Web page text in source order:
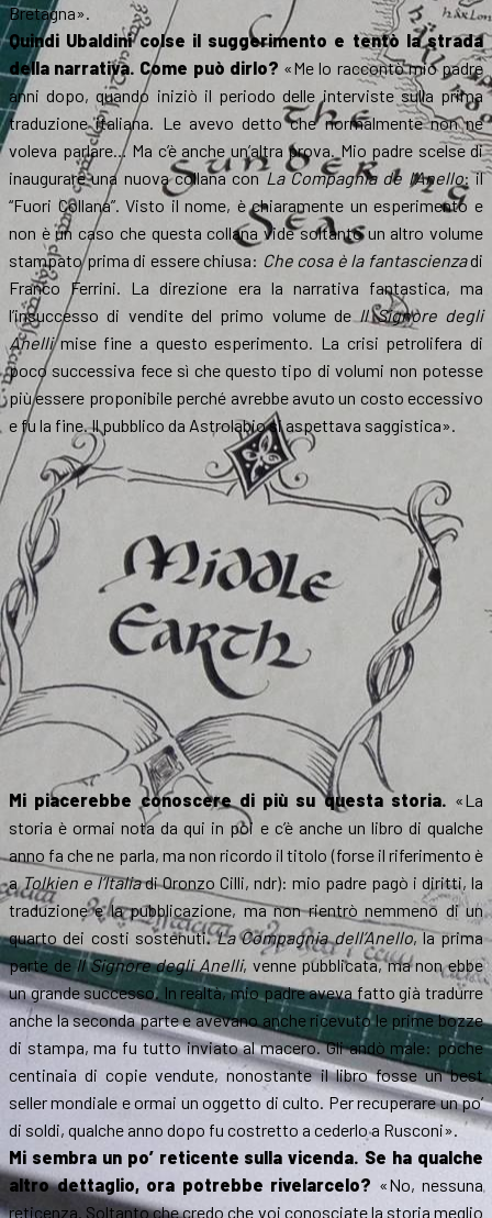
Bretagna».
Quindi Ubaldini colse il suggerimento e tentò la strada
della narrativa. Come può dirlo? «Me lo raccontò mio padre
anni dopo, quando iniziò il periodo delle interviste sulla prima
traduzione italiana. Le avevo detto che normalmente non ne
voleva parlare… Ma c’è anche un’altra prova. Mio padre scelse di
inaugurare una nuova collana conLa Compagnia de l’Anello: il
“Fuori Collana”. Visto il nome, è chiaramente un esperimento e
non è un caso che questa collana vide soltanto un altro volume
stampato prima di essere chiusa: Che cosa è la fantascienzadi
Franco Ferrini. La direzione era la narrativa fantastica, ma
l’insuccesso di vendite del primo volume de Il Signore degli
Anellimise fine a questo esperimento. La crisi petrolifera di
poco successiva fece sì che questo tipo di volumi non potesse
più essere proponibile perché avrebbe avuto un costo eccessivo
e fu la fine. Il pubblico da Astrolabio si aspettava saggistica».
Mi piacerebbe conoscere di più su questa storia. «La
storia è ormai nota da qui in poi e c’è anche un libro di qualche
anno fa che ne parla, ma non ricordo il titolo (forse il riferimento è
a Tolkien e l’Italiadi Oronzo Cilli, ndr): mio padre pagò i diritti, la
traduzione e la pubblicazione, ma non rientrò nemmeno di un
quarto dei costi sostenuti.La Compagnia dell’Anello, la prima
parte deIl Signore degli Anelli, venne pubblicata, ma non ebbe
un grande successo. In realtà, mio padre aveva fatto già tradurre
anche la seconda parte e avevano anche ricevuto le prime bozze
di stampa, ma fu tutto inviato al macero. Gli andò male: poche
centinaia di copie vendute, nonostante il libro fosse un best
seller mondiale e ormai un oggetto di culto. Per recuperare un po’
di soldi, qualche anno dopo fu costretto a cederlo a Rusconi».
Mi sembra un po’ reticente sulla vicenda. Se ha qualche
altro dettaglio, ora potrebbe rivelarcelo? «No, nessuna
reticenza. Soltanto che credo che voi conosciate la storia meglio